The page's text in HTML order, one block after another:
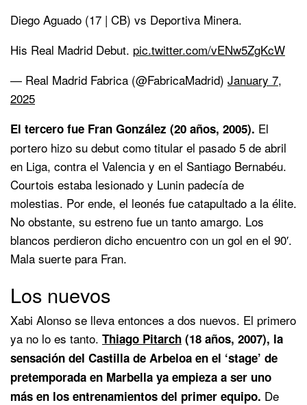
Diego Aguado (17 | CB) vs Deportiva Minera.
His Real Madrid Debut. pic.twitter.com/vENw5ZgKcW
— Real Madrid Fabrica (@FabricaMadrid) January 7,
2025
El tercero fue Fran González (20 años, 2005). El
portero hizo su debut como titular el pasado 5 de abril
en Liga, contra el Valencia y en el Santiago Bernabéu.
Courtois estaba lesionado y Lunin padecía de
molestias. Por ende, el leonés fue catapultado a la élite.
No obstante, su estreno fue un tanto amargo. Los
blancos perdieron dicho encuentro con un gol en el 90′.
Mala suerte para Fran.
Los nuevos
Xabi Alonso se lleva entonces a dos nuevos. El primero
ya no lo es tanto. Thiago Pitarch (18 años, 2007), la
sensación del Castilla de Arbeloa en el ‘stage’ de
pretemporada en Marbella ya empieza a ser uno
más en los entrenamientos del primer equipo. De